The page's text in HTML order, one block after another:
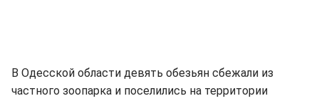
В Одесской области девять обезьян сбежали из
частного зоопарка и поселились на территории